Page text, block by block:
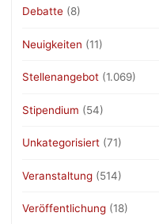
Debatte (8)
Neuigkeiten (11)
Stellenangebot (1.069)
Stipendium (54)
Unkategorisiert (71)
Veranstaltung (514)
Veröffentlichung (18)